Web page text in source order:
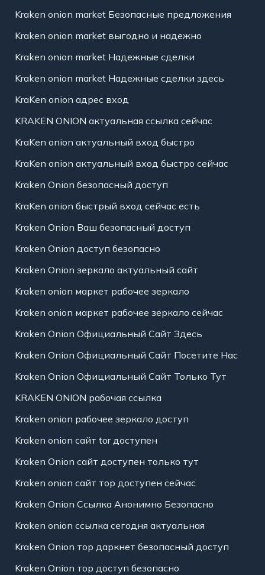
Kraken onion market Безопасные предложения
Kraken onion market выгодно и надежно
Kraken onion market Надежные сделки
Kraken onion market Надежные сделки здесь
KraKen onion адрес вход
KRAKEN ONION актуальная ссылка сейчас
KraKen onion актуальный вход быстро
KraKen onion актуальный вход быстро сейчас
Kraken Onion безопасный доступ
KraKen onion быстрый вход сейчас есть
Kraken Onion Ваш безопасный доступ
Kraken Onion доступ безопасно
Kraken Onion зеркало актуальный сайт
Kraken onion маркет рабочее зеркало
Kraken onion маркет рабочее зеркало сейчас
Kraken Onion Официальный Сайт Здесь
Kraken Onion Официальный Сайт Посетите Нас
Kraken Onion Официальный Сайт Только Тут
KRAKEN ONION рабочая ссылка
Kraken onion рабочее зеркало доступ
Kraken onion сайт tor доступен
Kraken Onion сайт доступен только тут
Kraken onion сайт тор доступен сейчас
Kraken Onion Ссылка Анонимно Безопасно
Kraken onion ссылка сегодня актуальная
Kraken Onion тор даркнет безопасный доступ
Kraken Onion тор доступ безопасно